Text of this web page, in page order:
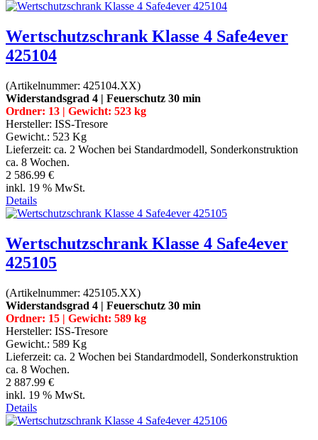
Wertschutzschrank Klasse 4 Safe4ever
425104
(Artikelnummer: 425104.XX)
Widerstandsgrad 4 | Feuerschutz 30 min
Ordner: 13 | Gewicht: 523 kg
Hersteller: ISS-Tresore
Gewicht.: 523 Kg
Lieferzeit: ca. 2 Wochen bei Standardmodell, Sonderkonstruktion
ca. 8 Wochen.
2 586.99 €
inkl. 19 % MwSt.
Details
Wertschutzschrank Klasse 4 Safe4ever
425105
(Artikelnummer: 425105.XX)
Widerstandsgrad 4 | Feuerschutz 30 min
Ordner: 15 | Gewicht: 589 kg
Hersteller: ISS-Tresore
Gewicht.: 589 Kg
Lieferzeit: ca. 2 Wochen bei Standardmodell, Sonderkonstruktion
ca. 8 Wochen.
2 887.99 €
inkl. 19 % MwSt.
Details